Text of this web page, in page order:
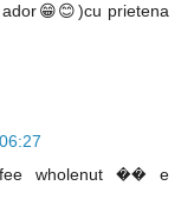
prietena
wholenut �� e